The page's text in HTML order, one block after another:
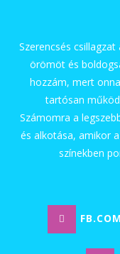
Szerencsés
örömöt és
hozzám, mert
tartósan
Számomra a
és alkotása, amikor
színekben